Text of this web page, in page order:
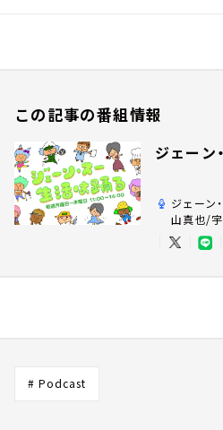
この記事の番組情報
ジェーン
ジェーン
山真也/
# Podcast